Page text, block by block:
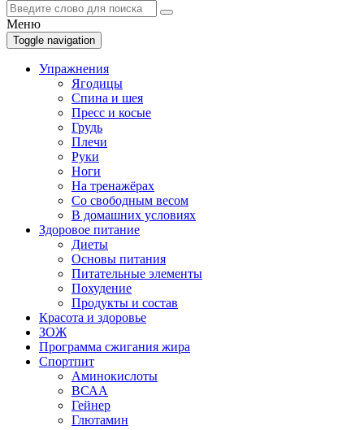
Меню
Toggle navigation
Упражнения
Ягодицы
Спина и шея
Пресс и косые
Грудь
Плечи
Руки
Ноги
На тренажёрах
Со свободным весом
В домашних условиях
Здоровое питание
Диеты
Основы питания
Питательные элементы
Похудение
Продукты и состав
Красота и здоровье
ЗОЖ
Программа сжигания жира
Спортпит
Аминокислоты
ВСАА
Гейнер
Глютамин